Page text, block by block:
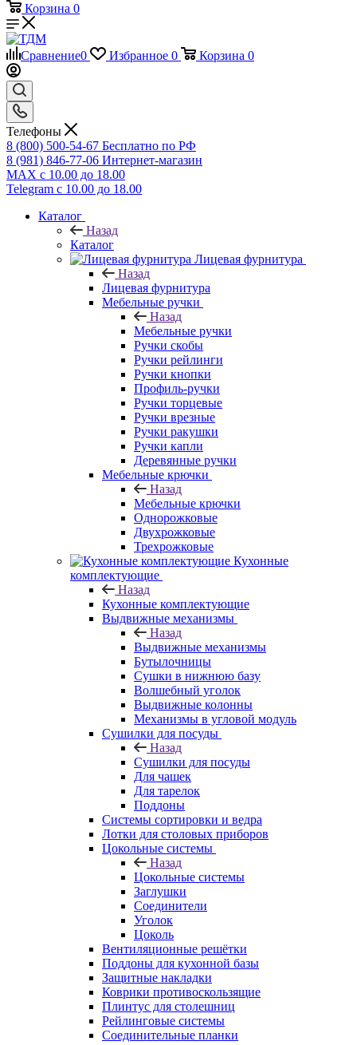
Корзина 0
Сравнение0 Избранное 0 Корзина 0
Телефоны
8 (800) 500-54-67 Бесплатно по РФ
8 (981) 846-77-06 Интернет-магазин
MAX с 10.00 до 18.00
Telegram с 10.00 до 18.00
Каталог
Назад
Каталог
Лицевая фурнитура
Назад
Лицевая фурнитура
Мебельные ручки
Назад
Мебельные ручки
Ручки скобы
Ручки рейлинги
Ручки кнопки
Профиль-ручки
Ручки торцевые
Ручки врезные
Ручки ракушки
Ручки капли
Деревянные ручки
Мебельные крючки
Назад
Мебельные крючки
Однорожковые
Двухрожковые
Трехрожковые
Кухонные
комплектующие
Назад
Кухонные комплектующие
Выдвижные механизмы
Назад
Выдвижные механизмы
Бутылочницы
Сушки в нижнюю базу
Волшебный уголок
Выдвижные колонны
Механизмы в угловой модуль
Сушилки для посуды
Назад
Сушилки для посуды
Для чашек
Для тарелок
Поддоны
Системы сортировки и ведра
Лотки для столовых приборов
Цокольные системы
Назад
Цокольные системы
Заглушки
Соединители
Уголок
Цоколь
Вентиляционные решётки
Поддоны для кухонной базы
Защитные накладки
Коврики противоскользящие
Плинтус для столешниц
Рейлинговые системы
Соединительные планки